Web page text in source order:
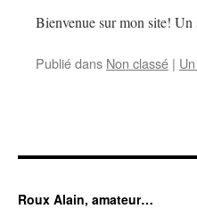
Bienvenue sur mon site! Un
Publié dans Non classé |
Roux Alain, amateur…